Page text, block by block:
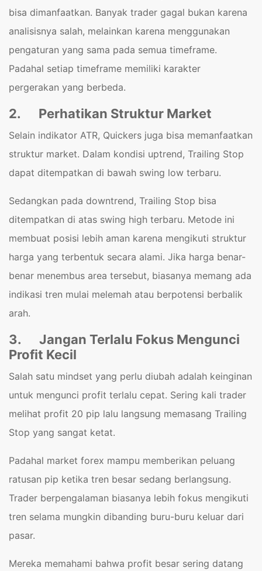
bisa dimanfaatkan. Banyak trader gagal bukan karena
analisisnya salah, melainkan karena menggunakan
pengaturan yang sama pada semua timeframe.
Padahal setiap timeframe memiliki karakter
pergerakan yang berbeda.
2. Perhatikan Struktur Market
Selain indikator ATR, Quickers juga bisa memanfaatkan
struktur market. Dalam kondisi uptrend, Trailing Stop
dapat ditempatkan di bawah swing low terbaru.
Sedangkan pada downtrend, Trailing Stop bisa
ditempatkan di atas swing high terbaru. Metode ini
membuat posisi lebih aman karena mengikuti struktur
harga yang terbentuk secara alami. Jika harga benar-
benar menembus area tersebut, biasanya memang ada
indikasi tren mulai melemah atau berpotensi berbalik
arah.
3.
Jangan Terlalu Fokus Mengunci
Profit Kecil
Salah satu mindset yang perlu diubah adalah keinginan
untuk mengunci profit terlalu cepat. Sering kali trader
melihat profit 20 pip lalu langsung memasang Trailing
Stop yang sangat ketat.
Padahal market forex mampu memberikan peluang
ratusan pip ketika tren besar sedang berlangsung.
Trader berpengalaman biasanya lebih fokus mengikuti
tren selama mungkin dibanding buru-buru keluar dari
pasar.
Mereka memahami bahwa profit besar sering datang